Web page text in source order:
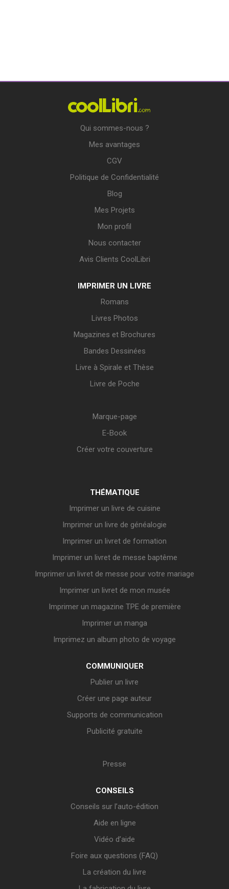
Qui sommes-nous ?
Mes avantages
CGV
Politique de Confidentialité
Blog
Mes Projets
Mon profil
Nous contacter
Avis Clients CoolLibri
IMPRIMER UN LIVRE
Romans
Livres Photos
Magazines et Brochures
Bandes Dessinées
Livre à Spirale et Thèse
Livre de Poche
Marque-page
E-Book
Créer votre couverture
THÉMATIQUE
Imprimer un livre de cuisine
Imprimer un livre de généalogie
Imprimer un livret de formation
Imprimer un livret de messe baptême
Imprimer un livret de messe pour votre mariage
Imprimer un livret de mon musée
Imprimer un magazine TPE de première
Imprimer un manga
Imprimez un album photo de voyage
COMMUNIQUER
Publier un livre
Créer une page auteur
Supports de communication
Publicité gratuite
Presse
CONSEILS
Conseils sur l’auto-édition
Aide en ligne
Vidéo d’aide
Foire aux questions (FAQ)
La création du livre